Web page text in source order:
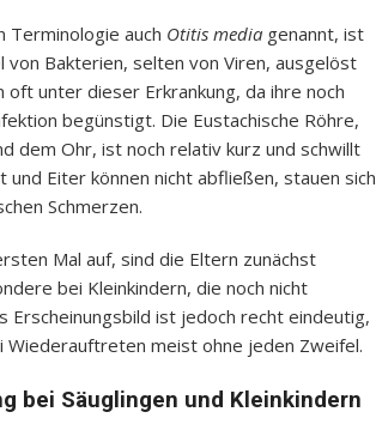
Terminologie auch Otitis media genannt, ist
Bakterien, selten von Viren, ausgelöst
oft unter dieser Erkrankung, da ihre noch
begünstigt. Die Eustachische Röhre,
dem Ohr, ist noch relativ kurz und schwillt
Eiter können nicht abfließen, stauen sich
Schmerzen.
Mal auf, sind die Eltern zunächst
bei Kleinkindern, die noch nicht
Erscheinungsbild ist jedoch recht eindeutig,
meist ohne jeden Zweifel.
bei Säuglingen und Kleinkindern